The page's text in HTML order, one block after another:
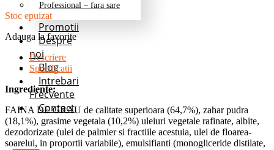
Professional – fara sare
Promotii
Despre
noi
Blog
Intrebari
Frecvente
Contact
Stoc epuizat
Adauga la favorite
Descriere
Specificatii
Ingrediente:
FAINA DE GRAU de calitate superioara (64,7%), zahar pudra
(18,1%), grasime vegetala (10,2%) uleiuri vegetale rafinate, albite,
dezodorizate (ulei de palmier si fractiile acestuia, ulei de floarea-
soarelui, in proportii variabile), emulsifianti (monogliceride distilate,